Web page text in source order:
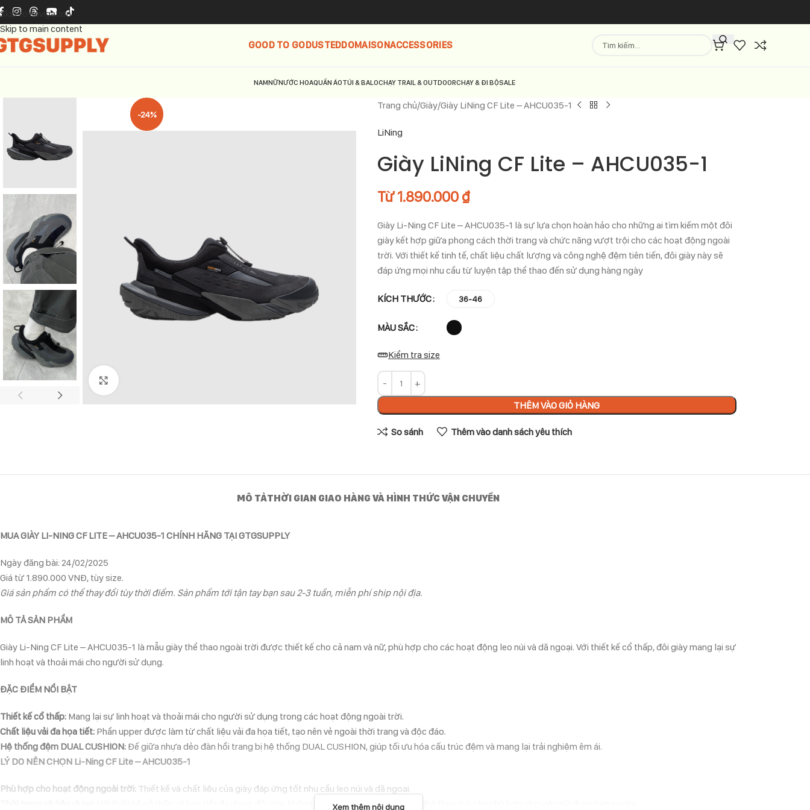
Skip to navigation
Skip to main content
GOOD TO GODUSTEDDOMAISONACCESSORIES
NAMNỮNƯỚC HOAQUẦN ÁOTÚI & BALOCHẠY TRAIL & OUTDOORCHẠY & ĐI BỘSALE
-24%
Trang chủ Giày Giày LiNing CF Lite – AHCU035-1
LiNing
Giày LiNing CF Lite – AHCU035-1
Từ1.890.000 ₫
Giày Li-Ning CF Lite – AHCU035-1 là sự lựa chọn hoàn hảo cho những ai tìm kiếm một đôi
giày kết hợp giữa phong cách thời trang và chức năng vượt trội cho các hoạt động ngoài
trời. Với thiết kế tinh tế, chất liệu chất lượng và công nghệ đệm tiên tiến, đôi giày này sẽ
đáp ứng mọi nhu cầu từ luyện tập thể thao đến sử dụng hàng ngày
KÍCH THƯỚC 36-46
MÀU SẮC
Kiểm tra size
THÊM VÀO GIỎ HÀNG
So sánh Thêm vào danh sách yêu thích
MÔ TẢTHỜI GIAN GIAO HÀNG VÀ HÌNH THỨC VẬN CHUYỂN
MUA GIÀY LI-NING CF LITE – AHCU035-1 CHÍNH HÃNG TẠI GTGSUPPLY
Ngày đăng bài: 24/02/2025
Giá từ 1.890.000 VNĐ, tùy size.
Giá sản phẩm có thể thay đổi tùy thời điểm. Sản phẩm tới tận tay bạn sau 2-3 tuần, miễn phí ship nội địa.
MÔ TẢ SẢN PHẨM
Giày Li-Ning CF Lite – AHCU035-1 là mẫu giày thể thao ngoài trời được thiết kế cho cả nam và nữ, phù hợp cho các hoạt động leo núi và dã ngoại. Với thiết kế cổ thấp, đôi giày mang lại sự
linh hoạt và thoải mái cho người sử dụng.
ĐẶC ĐIỂM NỔI BẬT
Thiết kế cổ thấp: Mang lại sự linh hoạt và thoải mái cho người sử dụng trong các hoạt động ngoài trời.
Chất liệu vải đa họa tiết: Phần upper được làm từ chất liệu vải đa họa tiết, tạo nên vẻ ngoài thời trang và độc đáo.
Hệ thống đệm DUAL CUSHION: Đế giữa nhựa dẻo đàn hồi trang bị hệ thống DUAL CUSHION, giúp tối ưu hóa cấu trúc đệm và mang lại trải nghiệm êm ái.
LÝ DO NÊN CHỌN Li-Ning CF Lite – AHCU035-1
Phù hợp cho hoạt động ngoài trời: Thiết kế và chất liệu của giày đáp ứng tốt nhu cầu leo núi và dã ngoại.
Với thiết kế cổ thấp và họa tiết đa dạng, đôi giày không chỉ phục vụ cho hoạt động thể thao mà còn phù hợp cho việc sử dụng hàng ngày.
Xem thêm nội dung